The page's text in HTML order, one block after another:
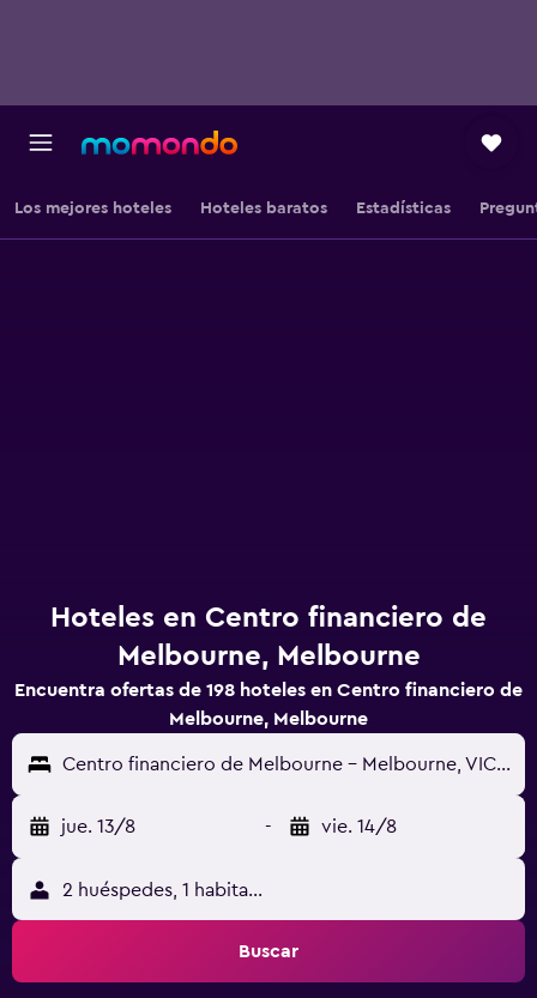
Los mejores hoteles Hoteles baratos Estadísticas
Hoteles en Centro financiero de
Melbourne, Melbourne
Encuentra ofertas de 198 hoteles en Centro financiero de
Melbourne, Melbourne
Centro financiero de Melbourne - Melbourne, VIC, Australia
jue. 13/8 - vie. 14/8
2 huéspedes, 1 habitación
Buscar